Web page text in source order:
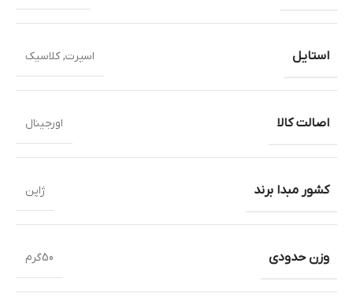
استایل اسپرت,کلاسیک
اصالت کالا اورجینال
کشور مبدا برند ژاپن
وزن حدودی 50گرم